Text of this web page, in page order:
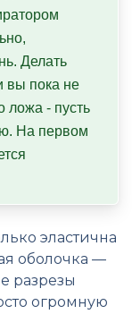
Делать
вы пока не
ложа - пусть
На первом
эластична
оболочка —
разрезы
огромную